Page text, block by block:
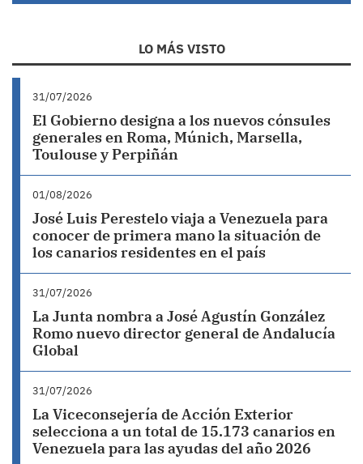
LO MÁS VISTO
31/07/2026
El Gobierno designa a los nuevos cónsules
generales en Roma, Múnich, Marsella,
Toulouse y Perpiñán
01/08/2026
José Luis Perestelo viaja a Venezuela para
conocer de primera mano la situación de
los canarios residentes en el país
31/07/2026
La Junta nombra a José Agustín González
Romo nuevo director general de Andalucía
Global
31/07/2026
La Viceconsejería de Acción Exterior
selecciona a un total de 15.173 canarios en
Venezuela para las ayudas del año 2026